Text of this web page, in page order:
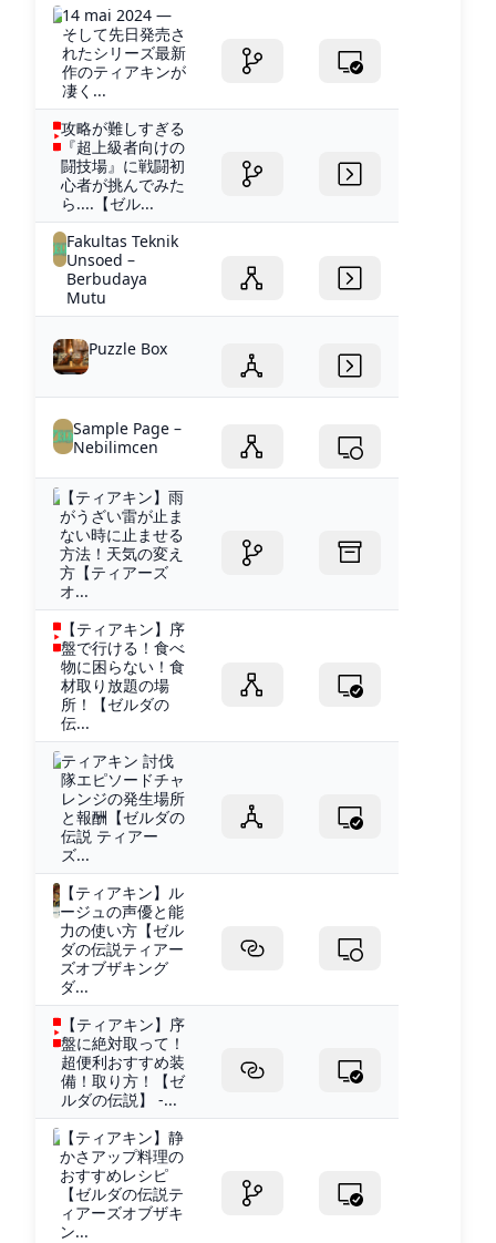
14 mai 2024 —
そして先日発売さ
れたシリーズ最新
作のティアキンが
凄く...
攻略が難しすぎる
『超上級者向けの
闘技場』に戦闘初
心者が挑んでみた
ら....【ゼル...
Fakultas Teknik
Unsoed –
Berbudaya
Mutu
Puzzle Box
Sample Page –
Nebilimcen
【ティアキン】雨
がうざい雷が止ま
ない時に止ませる
方法！天気の変え
方【ティアーズ
オ...
【ティアキン】序
盤で行ける！食べ
物に困らない！食
材取り放題の場
所！【ゼルダの
伝...
ティアキン 討伐
隊エピソードチャ
レンジの発生場所
と報酬【ゼルダの
伝説 ティアー
ズ...
【ティアキン】ル
ージュの声優と能
力の使い方【ゼル
ダの伝説ティアー
ズオブザキング
ダ...
【ティアキン】序
盤に絶対取って！
超便利おすすめ装
備！取り方！【ゼ
ルダの伝説】 -...
【ティアキン】静
かさアップ料理の
おすすめレシピ
【ゼルダの伝説テ
ィアーズオブザキ
ン...